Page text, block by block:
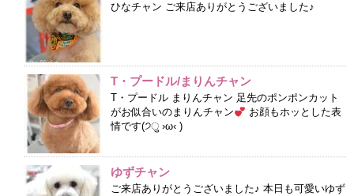
ひなチャン ご来店ありがとうございました♪
T・プードル/まりんチャン
T・プードル まりんチャン 足先のポンポンカット
がお似合いのまりんチャン
お顔もホッとした表
情です(੭ु ›ω‹ )
ゆずチャン
ご来店ありがとうございました♪ 本日も可愛いゆず